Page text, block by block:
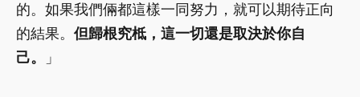
的。如果我們倆都這樣一同努力，就可以期待正向
的結果。 但歸根究柢，這一切還是取決於你自
己。
」